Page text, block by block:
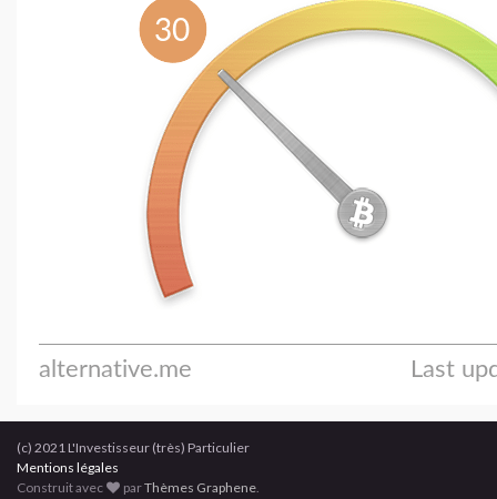
(c) 2021 L'Investisseur (très) Particulier
Mentions légales
Construit avec
parThèmes Graphene.